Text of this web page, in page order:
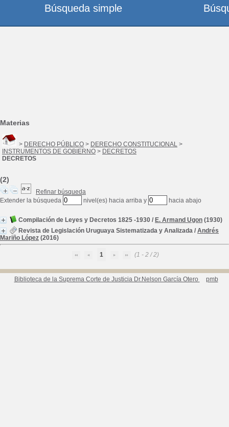
Materias
> DERECHO PÚBLICO > DERECHO CONSTITUCIONAL >
INSTRUMENTOS DE GOBIERNO > DECRETOS
DECRETOS
(2)
Refinar búsqueda
Extender la búsqueda
nivel(es) hacia arriba y hacia abajo
Compilación de Leyes y Decretos 1825 -1930 / E. Armand Ugon (1930)
Revista de Legislación Uruguaya Sistematizada y Analizada / Andrés
Mariño López (2016)
1 (1 - 2 / 2)
Biblioteca de la Suprema Corte de Justicia Dr.Nelson García Otero pmb
Búsqueda simple